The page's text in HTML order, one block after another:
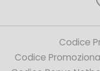
Codice
Codice